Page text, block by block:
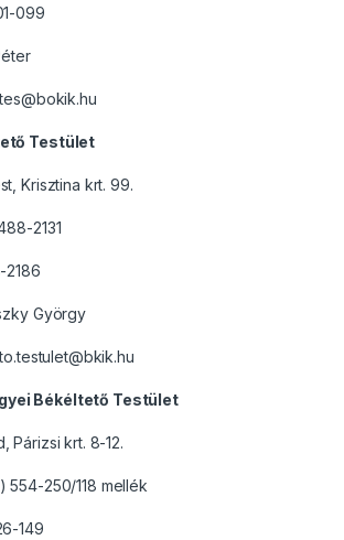
099
Testület
Krisztina krt. 99.
2131
2186
György
Békéltető Testület
Párizsi krt. 8-12.
554-250/118 mellék
149